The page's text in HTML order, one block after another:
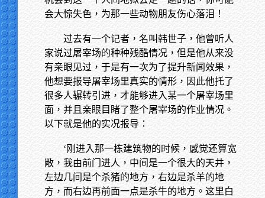
会大惊失色，为那一些动物朋友伤心落泪！
过去有一个记者，名叫韩世子，他曾听人
家说过屠宰场的种种残酷情况，但是他从来没
有亲眼见过，于是有一次为了提升新闻效果，
他想要报导屠宰场里真实的情形，因此他托了
很多人辗转引进，才能够进入某一个屠宰场里
面，并且亲眼目睹了整个屠宰场的作业情况。
以下就是他的实况报导：
‘刚进入那一栋建筑物的时候，感觉还算宽
敞，我由前门进人，中间是一个很大的天井，
左边几间是个杀猪的地方，右边是杀羊的地
方，而右边再前面一点是杀牛的地方。这里白